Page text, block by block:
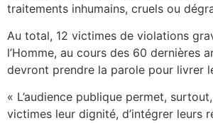
traitements inhumains, cruels ou
Au total, 12 victimes de violations
l’Homme, au cours des 60 dernières
devront prendre la parole pour livrer
« L’audience publique permet,
victimes leur dignité, d’intégrer leurs